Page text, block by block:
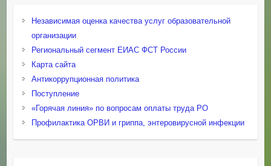
Независимая оценка качества услуг образовательной
организации
Региональный сегмент ЕИАС ФСТ России
Карта сайта
Антикоррупционная политика
Поступление
«Горячая линия» по вопросам оплаты труда РО
Профилактика ОРВИ и гриппа, энтеровирусной инфекции